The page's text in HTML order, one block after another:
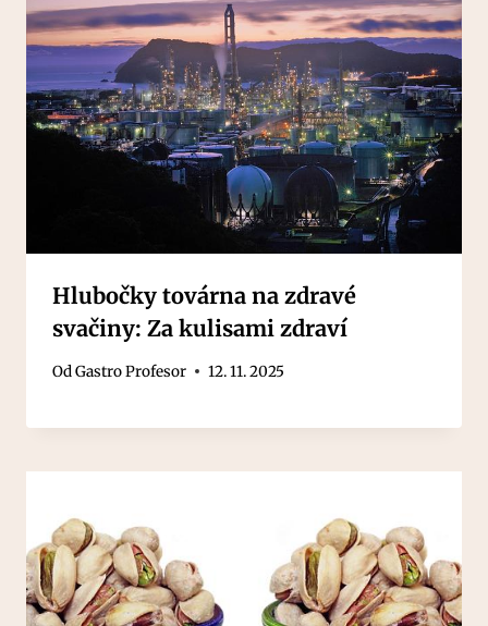
Hlubočky továrna na zdravé
svačiny: Za kulisami zdraví
OdGastro Profesor 12. 11. 2025